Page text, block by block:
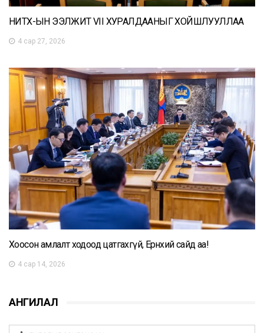
НИТХ-ЫН ЭЭЛЖИТ VII ХУРАЛДААНЫГ ХОЙШЛУУЛЛАА
4 сар 27, 2026
Хоосон амлалт ходоод цатгахгүй, Ерөнхий сайд аа!
4 сар 14, 2026
АНГИЛАЛ